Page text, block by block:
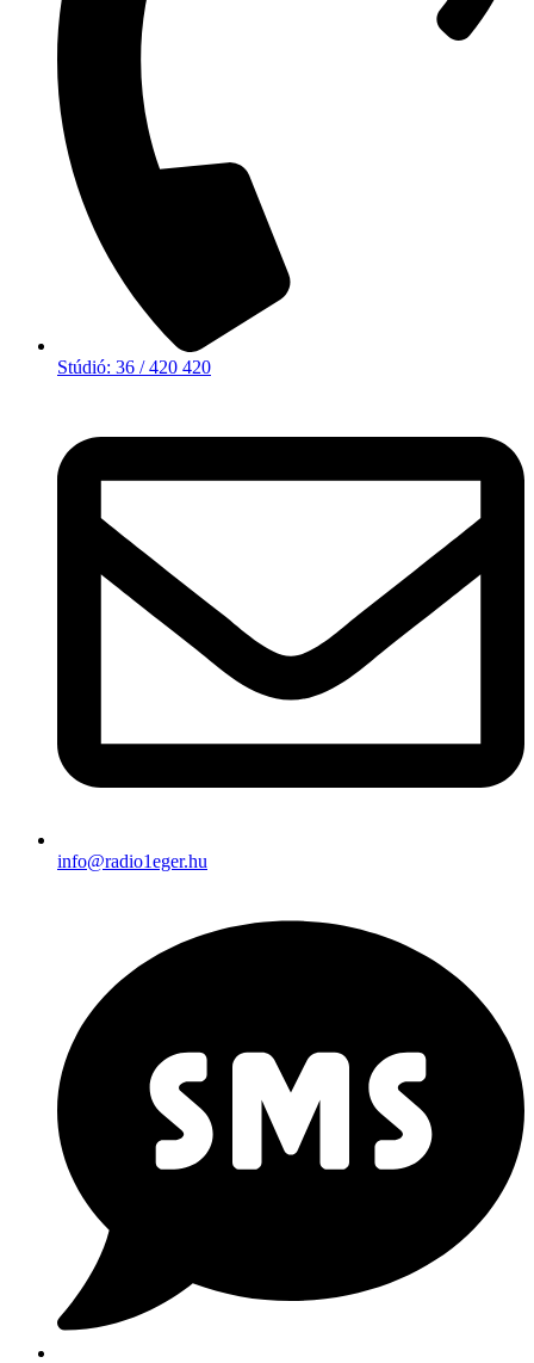
Stúdió: 36 / 420 420
info@radio1eger.hu